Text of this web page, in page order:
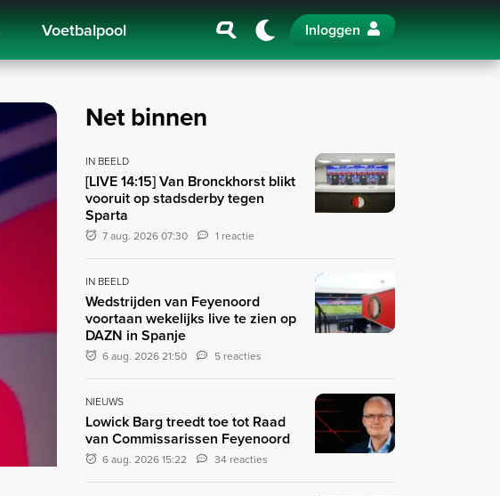
Voetbalpool Inloggen
Net binnen
IN BEELD
[LIVE 14:15] Van Bronckhorst blikt
vooruit op stadsderby tegen
Sparta
7 aug. 2026 07:30 1 reactie
IN BEELD
Wedstrijden van Feyenoord
voortaan wekelijks live te zien op
DAZN in Spanje
6 aug. 2026 21:50 5 reacties
NIEUWS
Lowick Barg treedt toe tot Raad
van Commissarissen Feyenoord
6 aug. 2026 15:22 34 reacties